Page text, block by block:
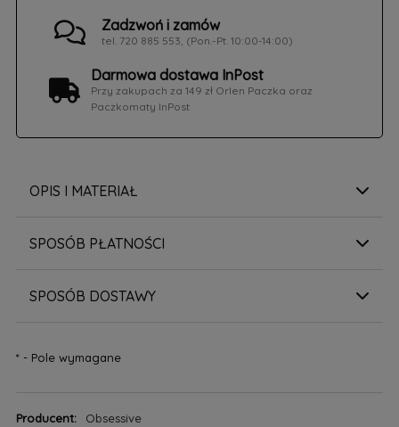
Zadzwoń i zamów
tel. 720 885 553, (Pon.-Pt. 10:00-14:00)
Darmowa dostawa InPost
Przy zakupach za 149 zł Orlen Paczka oraz
Paczkomaty InPost
OPIS I MATERIAŁ
SPOSÓB PŁATNOŚCI
SPOSÓB DOSTAWY
*- Pole wymagane
Producent: Obsessive